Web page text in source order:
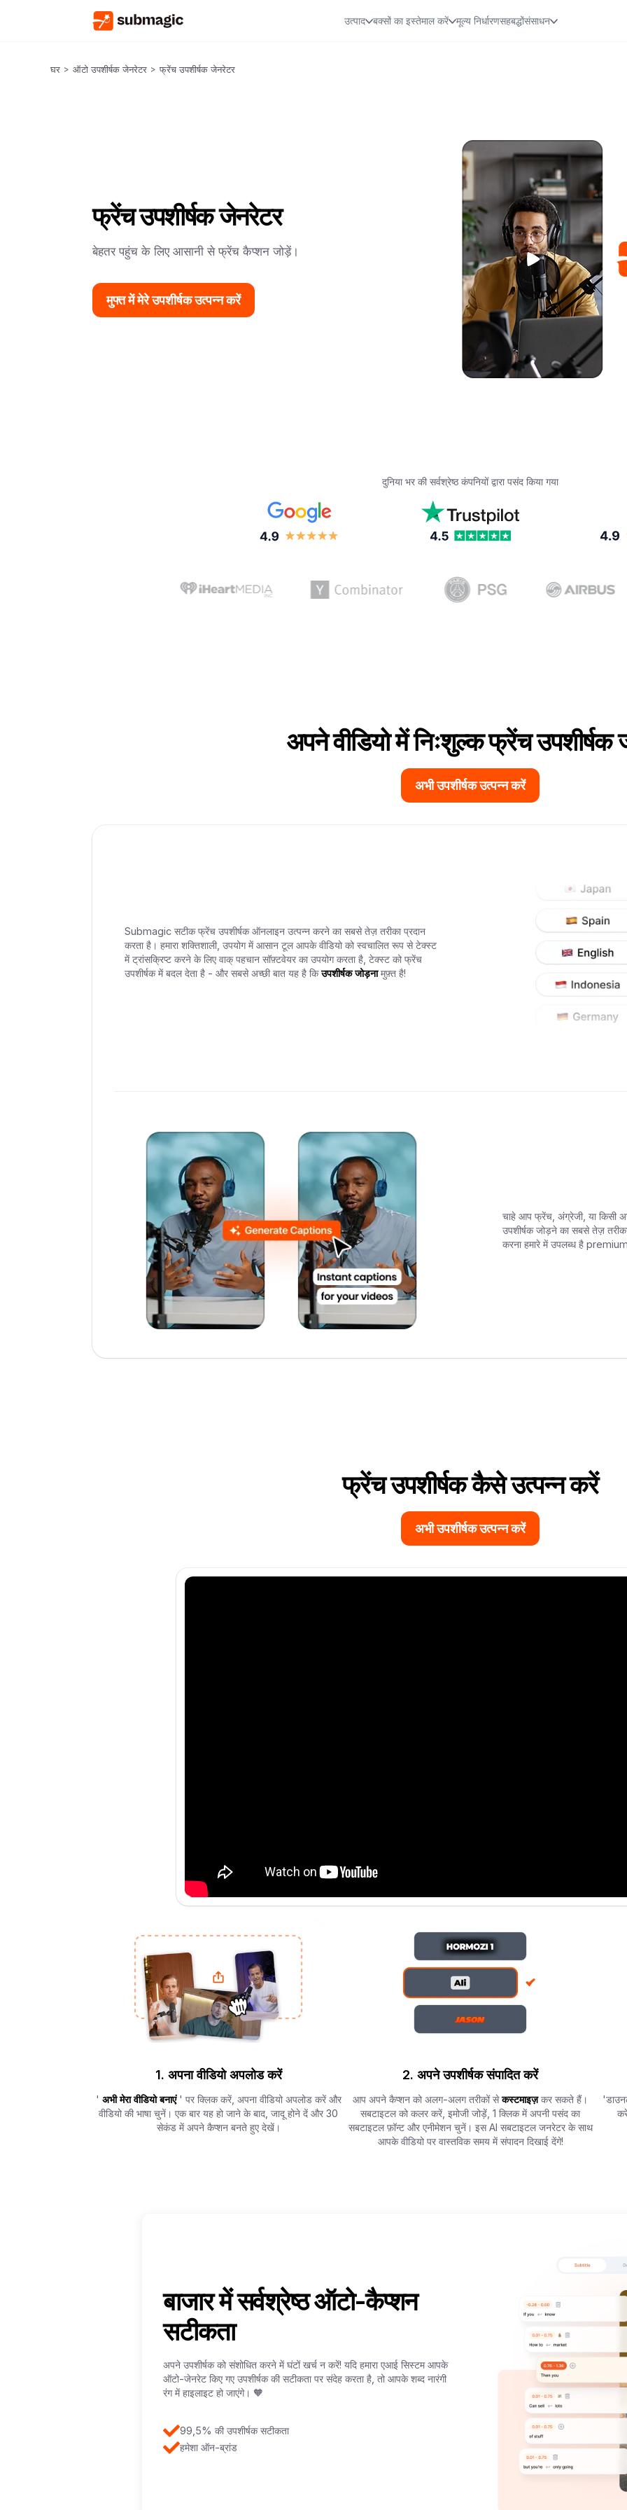
उत्पाद बक्सों का इस्तेमाल करें मूल्य निर्धारणसहबद्धोंसंसाधन
घर > ऑटो उपशीर्षक जेनरेटर > फ्रेंच उपशीर्षक जेनरेटर
फ्रेंच उपशीर्षक जेनरेटर
बेहतर पहुंच के लिए आसानी से फ्रेंच कैप्शन जोड़ें।
मुफ्त में मेरे उपशीर्षक उत्पन्न करें
दुनिया भर की सर्वश्रेष्ठ कंपनियों द्वारा पसंद किया गया
अपने वीडियो में निःशुल्क फ्रेंच उपशीर्षक
अभी उपशीर्षक उत्पन्न करें
Submagic सटीक फ्रेंच उपशीर्षक ऑनलाइन उत्पन्न करने का सबसे तेज़ तरीका प्रदान
करता है। हमारा शक्तिशाली, उपयोग में आसान टूल आपके वीडियो को स्वचालित रूप से टेक्स्ट
में ट्रांसक्रिप्ट करने के लिए वाक् पहचान सॉफ़्टवेयर का उपयोग करता है, टेक्स्ट को फ्रेंच
उपशीर्षक में बदल देता है - और सबसे अच्छी बात यह है किउपशीर्षक जोड़नामुफ़्त है!
चाहे आप फ्रेंच, अंग्रेजी, या किसी
उपशीर्षक जोड़ने का सबसे तेज़
करना हमारे में उपलब्ध है
फ्रेंच उपशीर्षक कैसे उत्पन्न करें
अभी उपशीर्षक उत्पन्न करें
1. अपना वीडियो अपलोड करें
' अभी मेरा वीडियो बनाएं' पर क्लिक करें, अपना वीडियो अपलोड करें और
वीडियो की भाषा चुनें। एक बार यह हो जाने के बाद, जादू होने दें और 30
सेकंड में अपने कैप्शन बनते हुए देखें।
2. अपने उपशीर्षक संपादित करें
आप अपने कैप्शन को अलग-अलग तरीकों सेकस्टमाइज़कर सकते हैं।
सबटाइटल को कलर करें, इमोजी जोड़ें, 1 क्लिक में अपनी पसंद का
सबटाइटल फ़ॉन्ट और एनीमेशन चुनें। इस AI सबटाइटल जनरेटर के साथ
आपके वीडियो पर वास्तविक समय में संपादन दिखाई देंगे!
बाजार में सर्वश्रेष्ठ ऑटो-कैप्शन
सटीकता
अपने उपशीर्षक को संशोधित करने में घंटों खर्च न करें! यदि हमारा एआई सिस्टम आपके
ऑटो-जेनरेट किए गए उपशीर्षक की सटीकता पर संदेह करता है, तो आपके शब्द नारंगी
रंग में हाइलाइट हो जाएंगे। 🧡
99,5% की उपशीर्षक सटीकता
हमेशा ऑन-ब्रांड